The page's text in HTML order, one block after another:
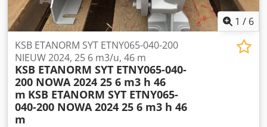
1 / 6
KSB ETANORM SYT ETNY065-040-200
NIEUW 2024, 25 6 m3/u, 46 m
KSB ETANORM SYT ETNY065-040-
200 NOWA 2024 25 6 m3 h 46
m KSB ETANORM SYT ETNY065-
040-200 NOWA 2024 25 6 m3 h 46
m